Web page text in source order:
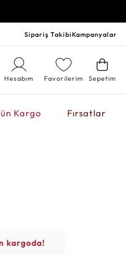
Sipariş TakibiKampanyalar
Sepetim
Favorilerim
Hesabım
Kargo Fırsatlar
kargoda!